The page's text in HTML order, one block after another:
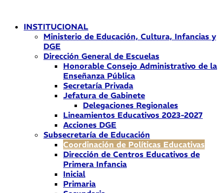
contenidoINSTITUCIONAL
Ministerio de Educación, Cultura, Infancias y
DGE
Dirección General de Escuelas
Honorable Consejo Administrativo de la
Enseñanza Pública
Secretaría Privada
Jefatura de Gabinete
Delegaciones Regionales
Lineamientos Educativos 2023-2027
Acciones DGE
Subsecretaría de Educación
Coordinación de Políticas Educativas
Dirección de Centros Educativos de
Primera Infancia
Inicial
Primaria